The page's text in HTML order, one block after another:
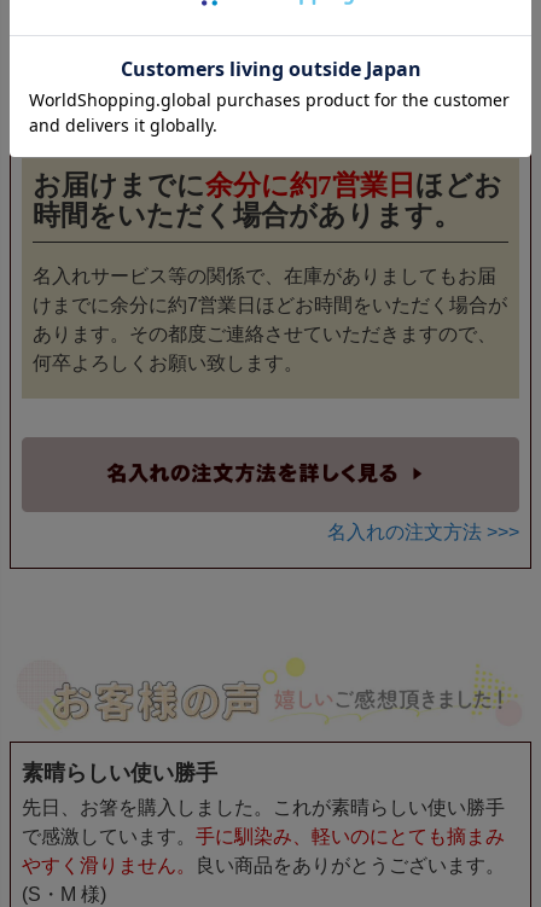
お届けまでに余分に約7営業日 ほどお
時間をいただく場合があります。
名入れサービス等の関係で、在庫がありましてもお届
けまでに余分に約7営業日ほどお時間をいただく場合が
あります。その都度ご連絡させていただきますので、
何卒よろしくお願い致します。
名入れの注文方法 >>>
素晴らしい使い勝手
先日、お箸を購入しました。これが素晴らしい使い勝手
で感激しています。手に馴染み、軽いのにとても摘まみ
やすく滑りません。
良い商品をありがとうございます。
(S・M 様)